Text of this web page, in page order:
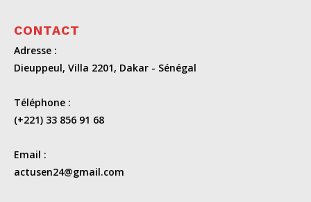
CONTACT
Adresse :
Dieuppeul, Villa 2201, Dakar - Sénégal
Téléphone :
(+221) 33 856 91 68
Email :
actusen24@gmail.com